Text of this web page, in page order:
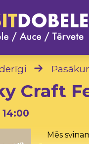
Craft
Mēs